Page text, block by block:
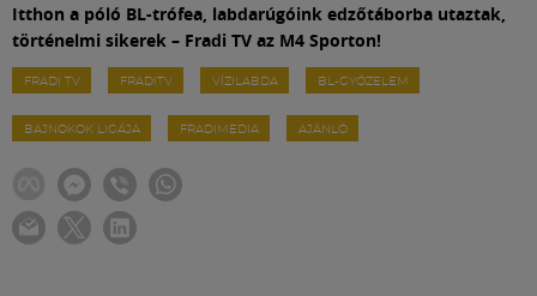
Itthon a póló BL-trófea, labdarúgóink edzőtáborba utaztak,
történelmi sikerek – Fradi TV az M4 Sporton!
FRADI TV FRADITV VÍZILABDA BL-GYŐZELEM
BAJNOKOK LIGÁJA FRADIMEDIA AJÁNLÓ
Meccscenter
Klub
Szolgáltatások